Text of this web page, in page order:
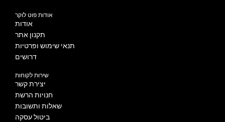
אודות פוט לוקר
אודות
תקנון אתר
תנאי שימוש ופרטיות
דרושים
שירות לקוחות
יצירת קשר
חנויות הרשת
שאלות ותשובות
ביטול עסקה